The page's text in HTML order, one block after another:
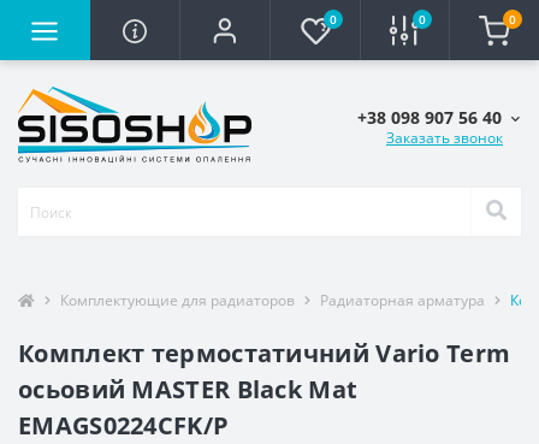
0 0 0
+38 098 907 56 40
Заказать звонок
Комплектующие для радиаторов Радиаторная арматура
Комплект термостатичний Vario Term
осьовий MASTER Black Mat
EMAGS0224CFK/P